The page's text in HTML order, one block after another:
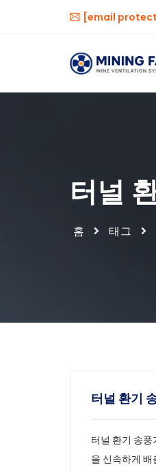
[email
터널
홈 태그
터널 환기
터널 환기 송풍
을 신속하게